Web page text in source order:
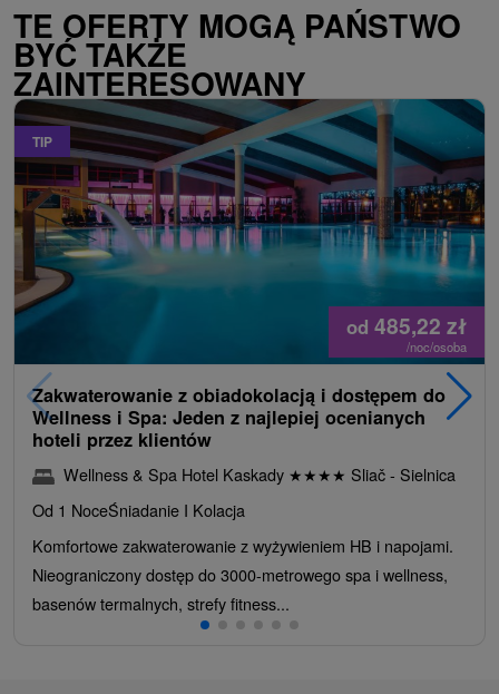
TE OFERTY MOGĄ PAŃSTWO
BYĆ TAKŻE
ZAINTERESOWANY
TIP
od 485,22 zł
/noc/osoba
Zakwaterowanie z obiadokolacją i dostępem do
Wellness i Spa: Jeden z najlepiej ocenianych
hoteli przez klientów
Wellness & Spa Hotel Kaskady ★★★★ Sliač - Sielnica
Od 1 NoceŚniadanie I Kolacja
Komfortowe zakwaterowanie z wyżywieniem HB i napojami.
Nieograniczony dostęp do 3000-metrowego spa i wellness,
basenów termalnych, strefy fitness...